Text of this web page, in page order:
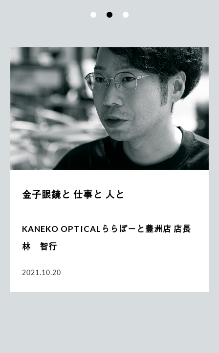
金子眼鏡と 仕事と 人と
KANEKO OPTICALららぽーと豊洲店 店長
林 智行
2021.10.20